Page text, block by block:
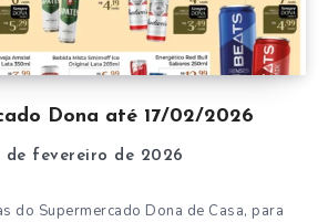
Dona até 17/02/2026
de fevereiro de 2026
do Supermercado Dona de Casa, para